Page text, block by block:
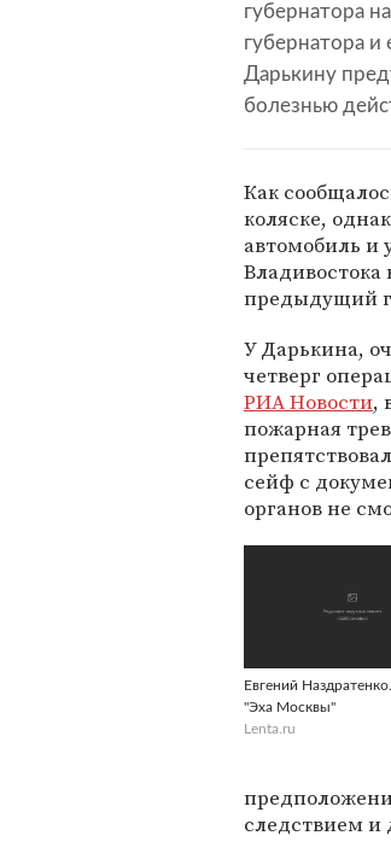
губернатора
губернатора
Дарькину
болезнью
Как
коляске,
автомобиль и
Владивостока
предыдущий
У Дарькина,
четверг
РИА Новости,
пожарная
сейф с
органов не
Евгений
"Эха Москвы"
Lenta.ru
следствием и